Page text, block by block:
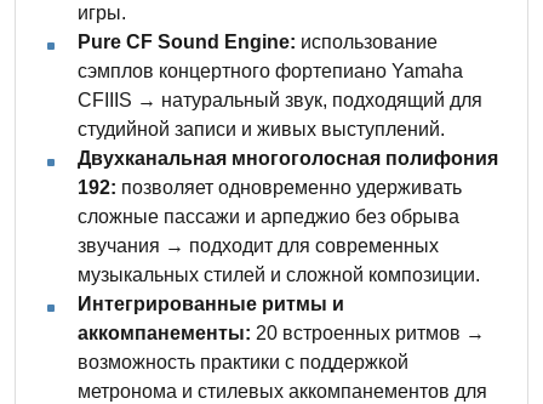
игры.
Pure CF Sound Engine: использование
сэмплов концертного фортепиано Yamaha
CFIIIS → натуральный звук, подходящий для
студийной записи и живых выступлений.
Двухканальная многоголосная полифония
192: позволяет одновременно удерживать
сложные пассажи и арпеджио без обрыва
звучания → подходит для современных
музыкальных стилей и сложной композиции.
Интегрированные ритмы и
аккомпанементы: 20 встроенных ритмов →
возможность практики с поддержкой
метронома и стилевых аккомпанементов для